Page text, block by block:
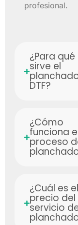
profesional.
¿Para qué
sirve el
DTF?
¿Cómo
funciona
proceso
¿Cuál es el
precio del
servicio